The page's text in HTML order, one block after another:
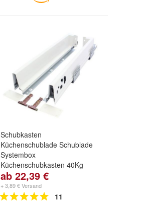
Schubkasten
Küchenschublade Schublade
Systembox
Küchenschubkasten 40Kg
Weiß
Länge:270,300
weitere ...
ab 22,39 €
+ 3,89 € Versand
11